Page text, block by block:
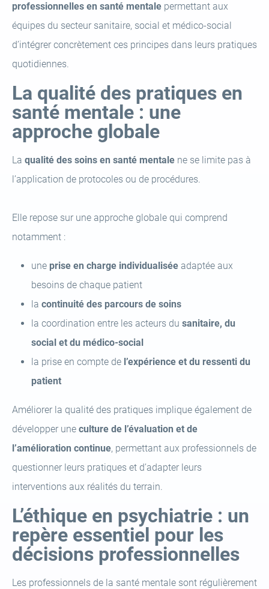
professionnelles en santé mentale permettant aux
équipes du secteur sanitaire, social et médico-social
d’intégrer concrètement ces principes dans leurs pratiques
quotidiennes.
La qualité des pratiques en
santé mentale : une
approche globale
La qualité des soins en santé mentale ne se limite pas à
l’application de protocoles ou de procédures.
Elle repose sur une approche globale qui comprend
notamment :
une prise en charge individualisée adaptée aux
besoins de chaque patient
la continuité des parcours de soins
la coordination entre les acteurs du sanitaire, du
social et du médico-social
la prise en compte de l’expérience et du ressenti du
patient
Améliorer la qualité des pratiques implique également de
développer une culture de l’évaluation et de
l’amélioration continue, permettant aux professionnels de
questionner leurs pratiques et d’adapter leurs
interventions aux réalités du terrain.
L’éthique en psychiatrie : un
repère essentiel pour les
décisions professionnelles
Les professionnels de la santé mentale sont régulièrement